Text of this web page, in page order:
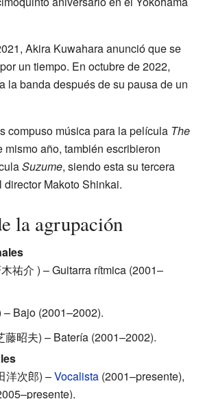
Akira Kuwahara anunció que se
un tiempo. En octubre de 2022,
la banda después de su pausa de un
compuso música para la película The
mismo año, también escribieron
Suzume, siendo esta su tercera
Makoto Shinkai.
la agrupación
祐介 ) – Guitarra rítmica (2001–
– Bajo (2001–2002).
藤昭夫) – Batería (2001–2002).
洋次郎) –Vocalista (2001–presente),